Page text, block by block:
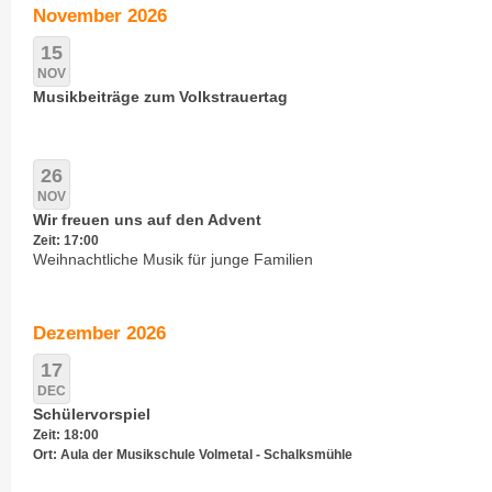
November 2026
15
NOV
Musikbeiträge zum Volkstrauertag
26
NOV
Wir freuen uns auf den Advent
Zeit: 17:00
Weihnachtliche Musik für junge Familien
Dezember 2026
17
DEC
Schülervorspiel
Zeit: 18:00
Ort: Aula der Musikschule Volmetal - Schalksmühle